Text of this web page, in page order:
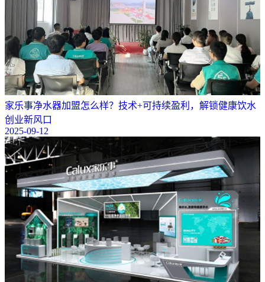
​家乐事净水器加盟怎么样？技术+可持续盈利，解锁健康饮水
创业新风口
2025-09-12